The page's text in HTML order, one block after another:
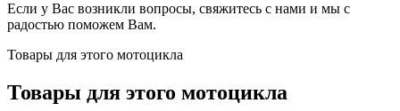
Если у Вас возникли вопросы, свяжитесь с нами и мы с
радостью поможем Вам.
Товары для этого мотоцикла
Товары для этого мотоцикла